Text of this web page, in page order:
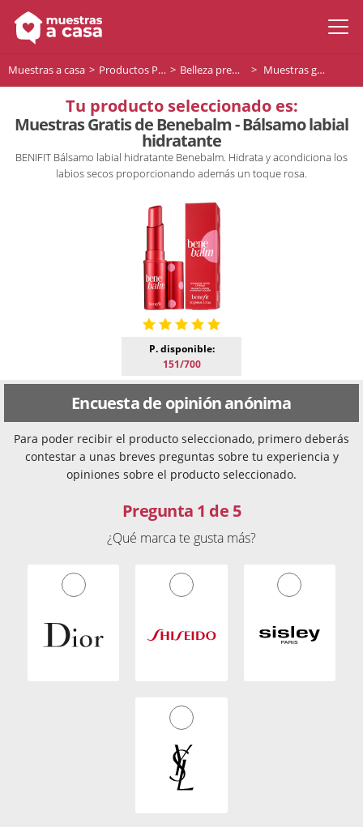
Muestras a casa Productos Premium Belleza premium Muestras gratis de Benebalm - Bálsamo labial hidratante
Tu producto seleccionado es:
Muestras Gratis de Benebalm - Bálsamo labial
hidratante
BENIFIT Bálsamo labial hidratante Benebalm. Hidrata y acondiciona los
labios secos proporcionando además un toque rosa.
P. disponible:
151/700
Encuesta de opinión anónima
Para poder recibir el producto seleccionado, primero deberás
contestar a unas breves preguntas sobre tu experiencia y
opiniones sobre el producto seleccionado.
Pregunta 1 de 5
¿Qué marca te gusta más?